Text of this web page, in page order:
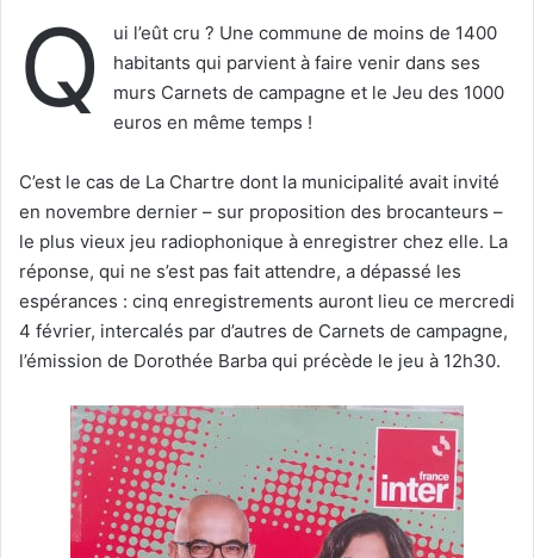
e
l
Q
ui l’eût cru ? Une commune de moins de 1400
habitants qui parvient à faire venir dans ses
murs Carnets de campagne et le Jeu des 1000
euros en même temps !
C’est le cas de La Chartre dont la municipalité avait invité
en novembre dernier – sur proposition des brocanteurs –
le plus vieux jeu radiophonique à enregistrer chez elle. La
réponse, qui ne s’est pas fait attendre, a dépassé les
espérances : cinq enregistrements auront lieu ce mercredi
4 février, intercalés par d’autres de Carnets de campagne,
l’émission de Dorothée Barba qui précède le jeu à 12h30.